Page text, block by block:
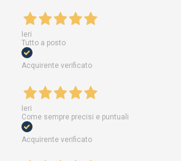
Ieri
Tutto a posto
Acquirente verificato
Ieri
Come sempre precisi e puntuali
Acquirente verificato